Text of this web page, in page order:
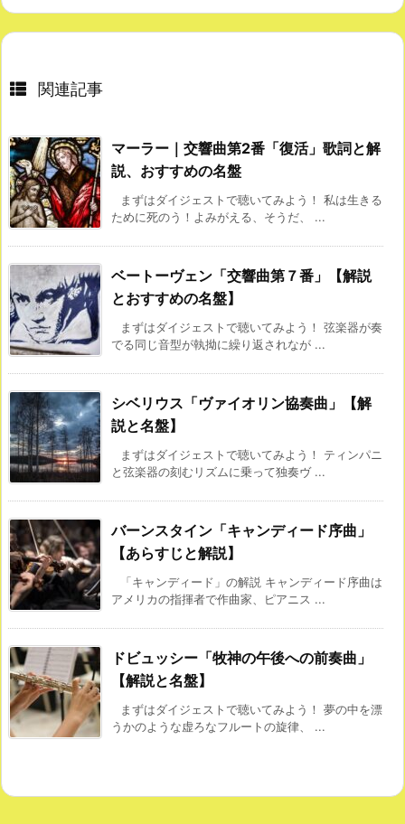
関連記事
マーラー｜交響曲第2番「復活」歌詞と解
説、おすすめの名盤
まずはダイジェストで聴いてみよう！ 私は生きる
ために死のう！よみがえる、そうだ、 ...
ベートーヴェン「交響曲第７番」【解説
とおすすめの名盤】
まずはダイジェストで聴いてみよう！ 弦楽器が奏
でる同じ音型が執拗に繰り返されなが ...
シベリウス「ヴァイオリン協奏曲」【解
説と名盤】
まずはダイジェストで聴いてみよう！ ティンパニ
と弦楽器の刻むリズムに乗って独奏ヴ ...
バーンスタイン「キャンディード序曲」
【あらすじと解説】
「キャンディード」の解説 キャンディード序曲は
アメリカの指揮者で作曲家、ピアニス ...
ドビュッシー「牧神の午後への前奏曲」
【解説と名盤】
まずはダイジェストで聴いてみよう！ 夢の中を漂
うかのような虚ろなフルートの旋律、 ...